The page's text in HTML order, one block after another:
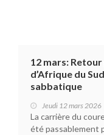
12 mars: Retour
d’Afrique du
sabbatique
Jeudi 12 mars 2026
La carrière du
été passablement